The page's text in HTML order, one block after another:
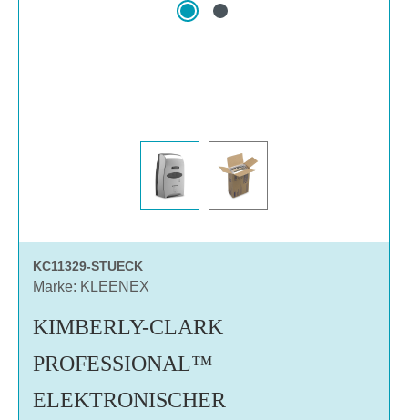
KC11329-STUECK
Marke: KLEENEX
KIMBERLY-CLARK
PROFESSIONAL™
ELEKTRONISCHER